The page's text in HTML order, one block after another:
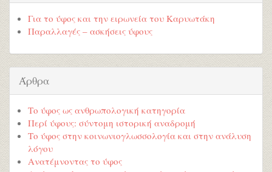
Για το ύφος και την ειρωνεία του Καρυωτάκη
Παραλλαγές – ασκήσεις ύφους
Άρθρα
Το ύφος ως ανθρωπολογική κατηγορία
Περί ύφους: σύντομη ιστορική αναδρομή
Το ύφος στην κοινωνιογλωσσολογία και στην ανάλυση
λόγου
Ανατέμνοντας το ύφος